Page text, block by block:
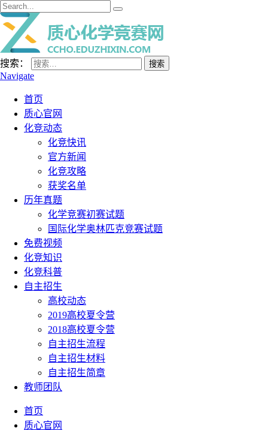
搜索：
Navigate
首页
质心官网
化竞动态
化竞快讯
官方新闻
化竞攻略
获奖名单
历年真题
化学竞赛初赛试题
国际化学奥林匹克竞赛试题
免费视频
化竞知识
化竞科普
自主招生
高校动态
2019高校夏令营
2018高校夏令营
自主招生流程
自主招生材料
自主招生简章
教师团队
首页
质心官网